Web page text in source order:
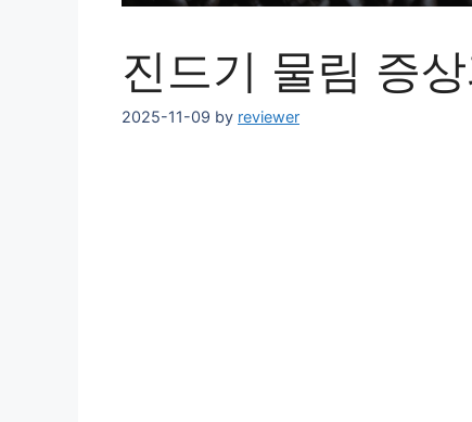
진드기 물림 증
2025-11-09 by reviewer